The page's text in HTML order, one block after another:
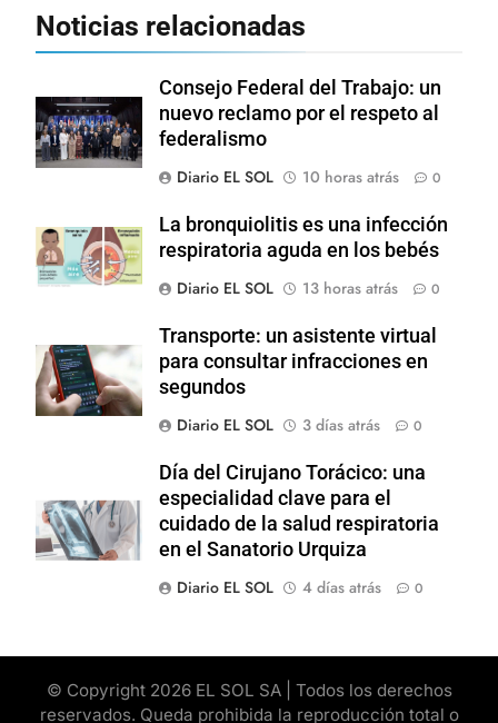
Noticias relacionadas
Consejo Federal del Trabajo: un
nuevo reclamo por el respeto al
federalismo
Diario EL SOL
10 horas atrás 0
La bronquiolitis es una infección
respiratoria aguda en los bebés
Diario EL SOL
13 horas atrás 0
Transporte: un asistente virtual
para consultar infracciones en
segundos
Diario EL SOL
3 días atrás 0
Día del Cirujano Torácico: una
especialidad clave para el
cuidado de la salud respiratoria
en el Sanatorio Urquiza
Diario EL SOL
4 días atrás 0
© Copyright 2026 EL SOL SA | Todos los derechos
reservados. Queda prohibida la reproducción total o